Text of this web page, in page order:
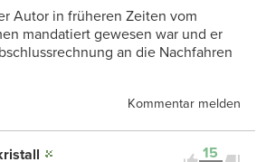
Autor in früheren Zeiten vom
mandatiert gewesen war und er
an die Nachfahren
Kommentar melden
15